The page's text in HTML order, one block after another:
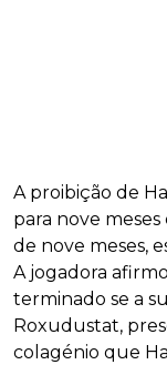
A proibição de
para nove
de nove meses,
A jogadora
terminado se a
Roxudustat,
colagénio que